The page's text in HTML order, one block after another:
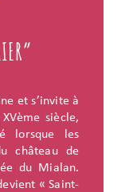
et s’invite à
siècle,
lorsque les
château de
du Mialan.
« Saint-